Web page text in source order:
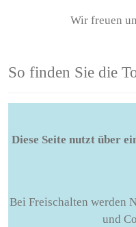
Wir freuen
So finden Sie die
Diese Seite nutzt über
Bei Freischalten werden
und